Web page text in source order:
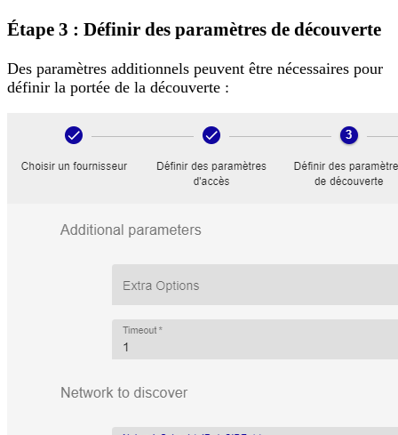
Étape 3 : Définir des paramètres de découverte
Des paramètres additionnels peuvent être nécessaires pour
définir la portée de la découverte :